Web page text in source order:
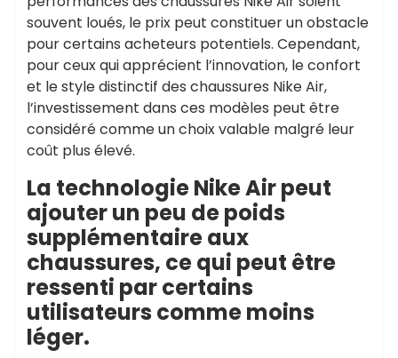
souvent loués, le prix peut constituer un obstacle
pour certains acheteurs potentiels. Cependant,
pour ceux qui apprécient l’innovation, le confort
et le style distinctif des chaussures Nike Air,
l’investissement dans ces modèles peut être
considéré comme un choix valable malgré leur
coût plus élevé.
La technologie Nike Air peut
ajouter un peu de poids
supplémentaire aux
chaussures, ce qui peut être
ressenti par certains
utilisateurs comme moins
léger.